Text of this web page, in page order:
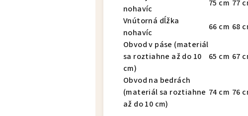
nohavíc
75 cm 77
Vnútorná dĺžka
nohavíc
66 cm 68
Obvod v páse (materiál
sa roztiahne až do 10
cm)
65 cm 67
Obvod na bedrách
(materiál sa roztiahne
až do 10 cm)
74 cm 76